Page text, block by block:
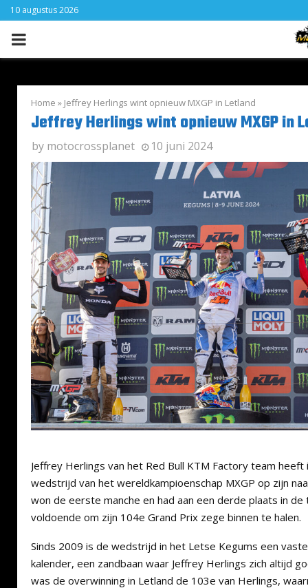
10 augustus 2026
PRIMARY
Home » Jeffrey Herlings wint opnieuw MXGP in Letland
Jeffrey Herlings wint opnieuw MXGP in
by motocrossplanet 10 juni 2024
Jeffrey Herlings van het Red Bull KTM Factory team
wedstrijd van het wereldkampioenschap MXGP op zijn
won de eerste manche en had aan een derde plaats in de
voldoende om zijn 104e Grand Prix zege binnen te halen.
Sinds 2009 is de wedstrijd in het Letse Kegums een
kalender, een zandbaan waar Jeffrey Herlings zich altijd
was de overwinning in Letland de 103e van Herlings,